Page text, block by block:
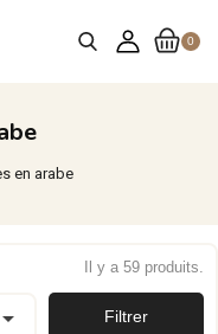
0
en arabe
Il y a 59 produits.
 Filtrer